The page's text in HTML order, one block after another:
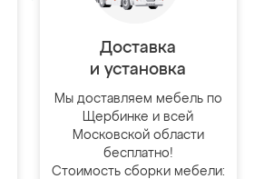
Доставка
и установка
Мы доставляем мебель по
Щербинке и всей
Московской области
бесплатно!
Стоимость сборки мебели: